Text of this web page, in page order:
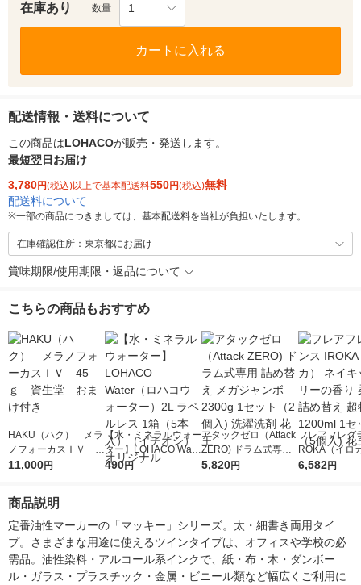
在庫あり 数量 1
カートに入れる
配送情報・送料について
この商品はLOHACOが販売・発送します。
最短翌日お届け
3,780円(税込)以上で基本配送料550円(税込)無料
配送料について
※一部の商品につきましては、基本配送料を当社が負担いたします。
在庫確認住所：東京都にお届け
賞味期限/使用期限・返品について
こちらの商品もおすすめ
HAKU（ハク） メラ
ノフォーカスＩＶ 4
5ｇ 資生堂 おまけ
11,000円
【水・ミネラルウォー
ター】LOHACO Wate
r（ロハコウォータ
490円
アタックゼロ（Attack
ZERO) ドラム式専用
詰め替え メガジャン
5,820円
フレアフレグ
ROKA（イロ
イキッドリリ
6,582円
商品説明
定番油性マーカーの「マッキー」シリーズ。太・細書き両用タイ
プ。さまざまな用途に使えるツインタイプは、オフィスや学校の必
需品。油性染料・アルコール系インクで、紙・布・木・ダンボー
ル・ガラス・プラスチック・金属・ビニール類など幅広くご利用に